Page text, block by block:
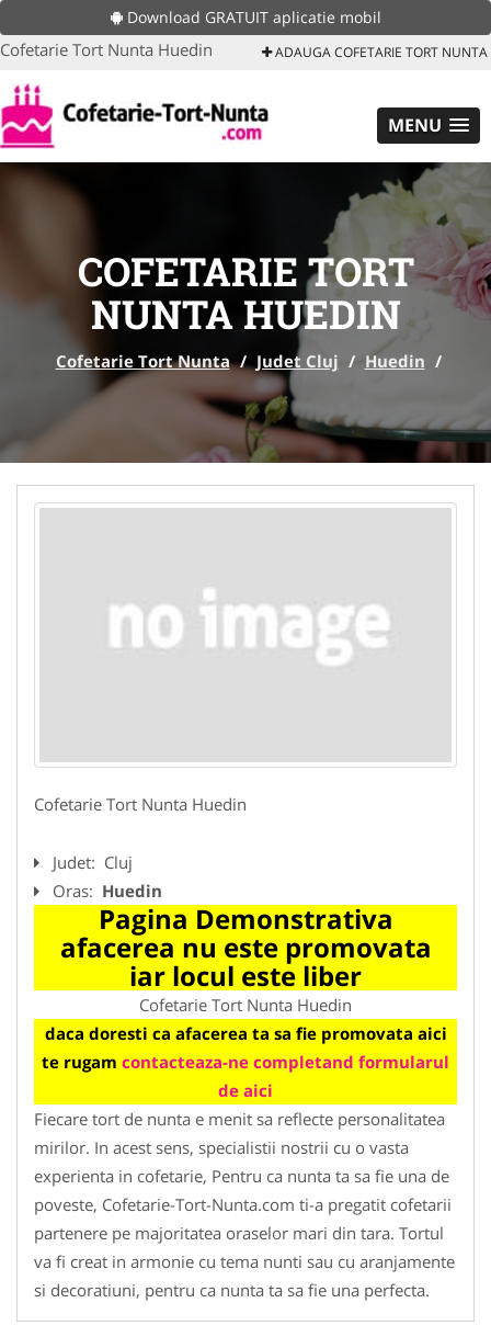
Download GRATUIT aplicatie mobil
Cofetarie Tort Nunta Huedin ADAUGA COFETARIE TORT NUNTA
MENU
COFETARIE TORT
NUNTA HUEDIN
Cofetarie Tort Nunta / Judet Cluj / Huedin /
Cofetarie Tort Nunta Huedin
Judet: Cluj
Oras: Huedin
Pagina Demonstrativa
afacerea nu este promovata
iar locul este liber
Cofetarie Tort Nunta Huedin
daca doresti ca afacerea ta sa fie promovata aici
te rugam contacteaza-ne completand formularul
de aici
Fiecare tort de nunta e menit sa reflecte personalitatea
mirilor. In acest sens, specialistii nostrii cu o vasta
experienta in cofetarie, Pentru ca nunta ta sa fie una de
poveste, Cofetarie-Tort-Nunta.com ti-a pregatit cofetarii
partenere pe majoritatea oraselor mari din tara. Tortul
va fi creat in armonie cu tema nunti sau cu aranjamente
si decoratiuni, pentru ca nunta ta sa fie una perfecta.